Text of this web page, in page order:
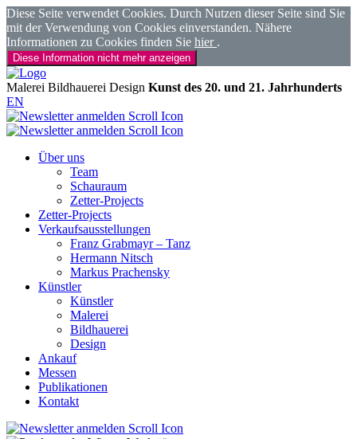
Diese Seite verwendet Cookies. Durch Nutzen dieser Seite sind Sie
mit der Verwendung von Cookies einverstanden. Nähere
Informationen zu Cookies finden Sie hier .
Diese Information nicht mehr anzeigen
Malerei Bildhauerei Design Kunst des 20. und 21. Jahrhunderts
EN
Über uns
Team
Schauraum
Zetter-Projects
Zetter-Projects
Verkaufsausstellungen
Franz Grabmayr – Tanz
Hermann Nitsch
Markus Prachensky
Künstler
Künstler
Malerei
Bildhauerei
Design
Ankauf
Messen
Publikationen
Kontakt